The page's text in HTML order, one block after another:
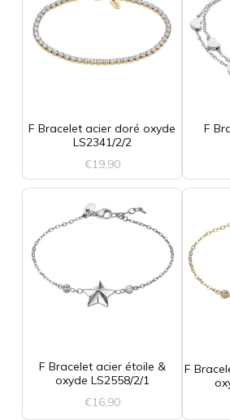
F Bracelet acier doré oxyde
LS2341/2/2
€19,90
F
F Bracelet acier étoile &
oxyde LS2558/2/1
€16,90
F